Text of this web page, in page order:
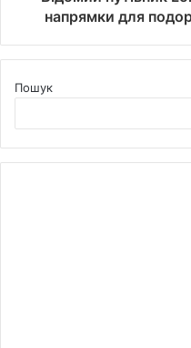
напрямки для
Пошук